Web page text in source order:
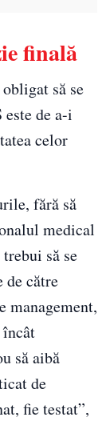
finală
să se
de a-i
celor
fără să
medical
să se
de către
management,
să aibă
de
fie testat”,